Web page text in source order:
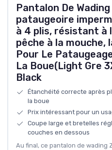
Pantalon De
pataugeoire
à 4 plis, résistant à
pêche à la mouche,
Pour Le
La Boue(Light Gre
Black
Étanchéité correcte après
la boue
Prix intéressant pour un
Coupe large et bretelles
couches en dessous
Au final, ce pantalon de wading